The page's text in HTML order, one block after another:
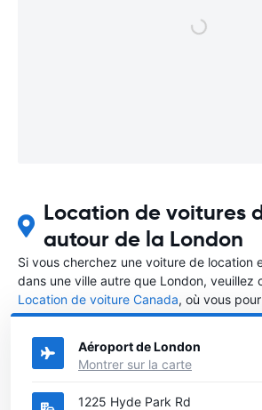
Location de voitures
autour de la London
Si vous cherchez une voiture de location
dans une ville autre que London, veuillez
Location de voiture Canada, où vous
dans le Canada où vous souhaitez louer
Aéroport de London
Montrer sur la carte
1225 Hyde Park Rd